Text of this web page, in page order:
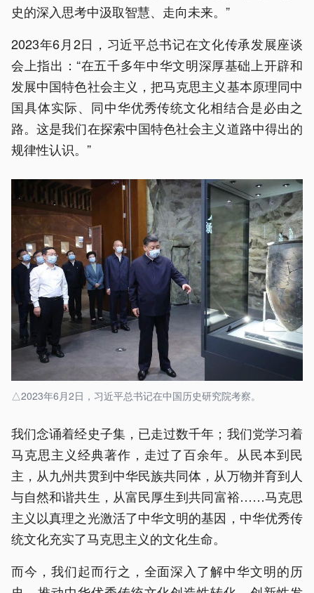
史的深入思考中汲取智慧、走向未来。”
2023年6月2日，习近平总书记在文化传承发展座谈
会上指出：“在五千多年中华文明深厚基础上开辟和
发展中国特色社会主义，把马克思主义基本原理同中
国具体实际、同中华优秀传统文化相结合是必由之
路。这是我们在探索中国特色社会主义道路中得出的
规律性认识。”
△2023年6月2日，习近平总书记在中国历史研究院考察。
我们念诵着经史子集，已走过数千年；我们党学习着
马克思主义经典著作，走过了百余年。从民本到民
主，从九州共贯到中华民族共同体，从万物并育到人
与自然和谐共生，从富民厚生到共同富裕……马克思
主义以真理之光激活了中华文明的基因，中华优秀传
统文化充实了马克思主义的文化生命。
而今，我们起而行之，全面深入了解中华文明的历